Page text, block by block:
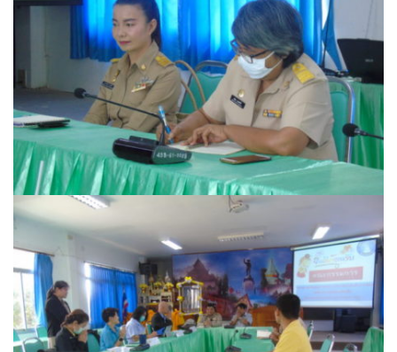
กรีนฮิลล์รีสอร์ท
ก๋างโต้งคอฟฟี่รีสอร์ท
ชมพูภูคารีสอร์ท
ต้นแหลงโฮมสเตย์
ตูบฮิมโต้งโฮมสเตย์
นครน่านอพาร์ทเม้น
นะลาวิวรีสอร์ท
นาต้นบัวโฮมสเตย์
น่านปัว รีสอร์ท